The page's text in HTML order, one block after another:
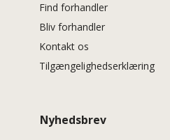
Find forhandler
Bliv forhandler
Kontakt os
Tilgængelighedserklæring
Nyhedsbrev